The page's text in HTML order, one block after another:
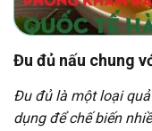
Đu đủ nấu chung
Đu đủ là một loại
dụng để chế biến